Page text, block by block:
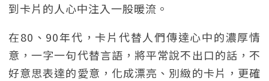
到卡片的人心中注入一股暖流。
在80、90年代，卡片代替人們傳達心中的濃厚情
意，一字一句代替言語，將平常說不出口的話，不
好意思表達的愛意，化成漂亮、別緻的卡片，更確